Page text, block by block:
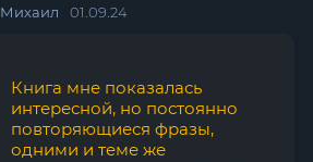
Михаил 01.09.24
Книга мне показалась
интересной, но постоянно
повторяющиеся фразы,
одними и теме же